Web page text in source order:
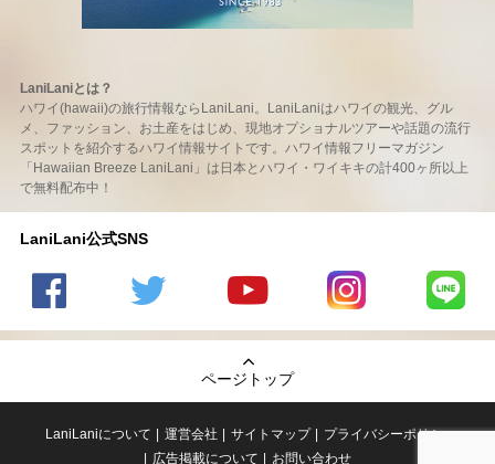
LaniLaniとは？
ハワイ(hawaii)の旅行情報ならLaniLani。LaniLaniはハワイの観光、グル
メ、ファッション、お土産をはじめ、現地オプショナルツアーや話題の流行
スポットを紹介するハワイ情報サイトです。ハワイ情報フリーマガジン
「Hawaiian Breeze LaniLani」は日本とハワイ・ワイキキの計400ヶ所以上
で無料配布中！
LaniLani公式SNS
の
のtwitter
の
Youtube
チャンネ
LaniLani
LaniLani
ページトップ
LaniLaniについて 運営会社 サイトマップ
プライバシーポリシー
広告掲載について
お問い合わせ